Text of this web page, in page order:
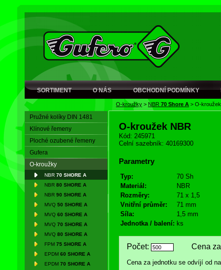
SORTIMENT O NÁS OBCHODNÍ PODMÍNKY
O-kroužky > NBR 70 Shore A > O-
Pružné kolíky DIN 1481
Klínové řemeny
Ploché ozubené řemeny
Gufera
O-kroužky
NBR 70 SHORE A
NBR 80 SHORE A
NBR 90 SHORE A
MVQ 50 SHORE A
MVQ 60 SHORE A
MVQ 70 SHORE A
MVQ 80 SHORE A
FPM 75 SHORE A
EPDM 60 SHORE A
EPDM 70 SHORE A
O-kroužek NBR
Kód: 245971
Celní sazebník: 40169300
Parametry
Typ:
70 Sh
Materiál:
NBR
Rozměry:
71 x 1,5
Vnitřní průměr:
71 mm
Síla:
1,5 mm
Jednotka / balení: ks
Počet: Cena za
Cena za jednotku se odvíjí od